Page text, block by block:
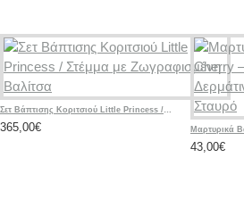
365,00€
43,00€